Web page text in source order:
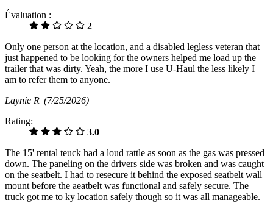
Évaluation :
2
Only one person at the location, and a disabled legless veteran that
just happened to be looking for the owners helped me load up the
trailer that was dirty. Yeah, the more I use U-Haul the less likely I
am to refer them to anyone.
Laynie R (7/25/2026)
Rating:
3.0
The 15' rental teuck had a loud rattle as soon as the gas was pressed
down. The paneling on the drivers side was broken and was caught
on the seatbelt. I had to resecure it behind the exposed seatbelt wall
mount before the aeatbelt was functional and safely secure. The
truck got me to ky location safely though so it was all manageable.